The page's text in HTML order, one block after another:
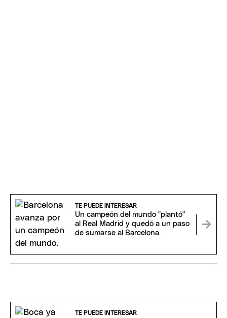
TE PUEDE INTERESAR
Un campeón del mundo "plantó"
al Real Madrid y quedó a un paso
de sumarse al Barcelona
TE PUEDE INTERESAR